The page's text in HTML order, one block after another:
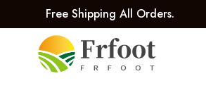
Free Shipping All Orders.